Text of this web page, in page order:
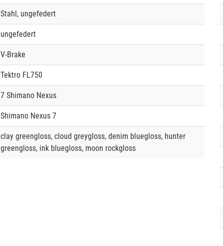
Stahl, ungefedert
ungefedert
V-Brake
Tektro FL750
7 Shimano Nexus
Shimano Nexus 7
clay greengloss, cloud greygloss, denim bluegloss, hunter
greengloss, ink bluegloss, moon rockgloss